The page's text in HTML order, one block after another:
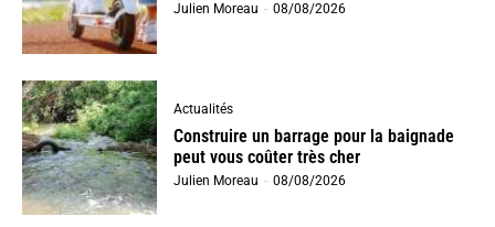
Julien Moreau - 08/08/2026
Actualités
Construire un barrage pour la baignade
peut vous coûter très cher
Julien Moreau - 08/08/2026